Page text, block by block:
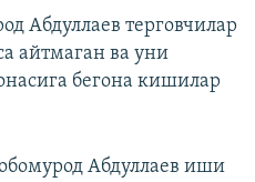
Абдуллаев терговчилар
айтмаган ва уни
бегона кишилар
Абдуллаев иши